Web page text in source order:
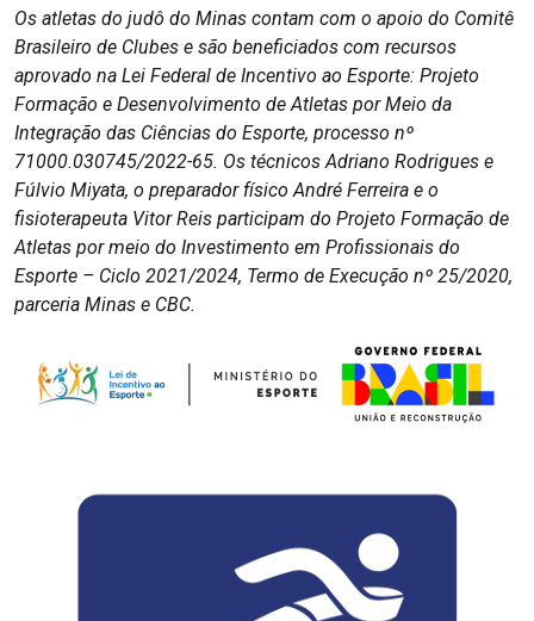
Os atletas do judô do Minas contam com o apoio do Comitê
Brasileiro de Clubes e são beneficiados com recursos
aprovado na Lei Federal de Incentivo ao Esporte: Projeto
Formação e Desenvolvimento de Atletas por Meio da
Integração das Ciências do Esporte, processo nº
71000.030745/2022-65. Os técnicos Adriano Rodrigues e
Fúlvio Miyata, o preparador físico André Ferreira e o
fisioterapeuta Vitor Reis participam do Projeto Formação de
Atletas por meio do Investimento em Profissionais do
Esporte – Ciclo 2021/2024, Termo de Execução nº 25/2020,
parceria Minas e CBC.